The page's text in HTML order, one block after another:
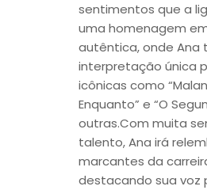
sentimentos que a
uma homenagem
autêntica, onde Ana
interpretação única
icônicas como
Enquanto” e “O
outras.Com muita
talento, Ana irá
marcantes da
destacando sua voz